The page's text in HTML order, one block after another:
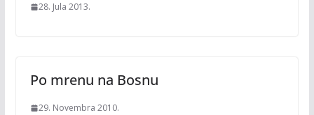
28. Jula 2013.
Po mrenu na Bosnu
29. Novembra 2010.